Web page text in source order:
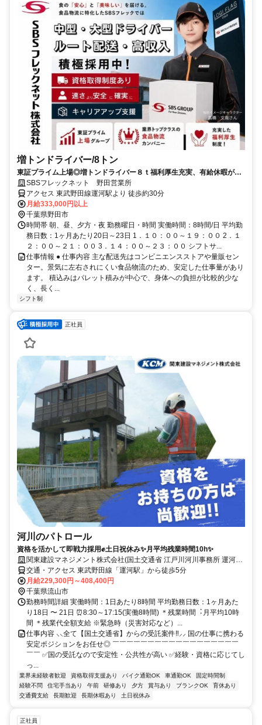
増トンドライバー/8トン
東証プライム上場◎増トンドライバー８ｔ福利厚生充実、有給休暇が取
りやすい◎資格取得支援あり
SBSフレックネット 野田営業所
アクセス 東武野田線運河駅より 徒歩約30分
月給333,000円以上
千葉県野田市
時間帯 朝、昼、夕方・夜 勤務曜日・時間 実働時間：8時間/日 平均勤
務日数：1ヶ月あたり20日～23日 1．１０：００～１９：００ 2．１
２：００～２１：００ 3．１４：００～２３：００ シフトサ...
仕事情報 ● 仕事内容 主な配送先はコンビニエンスストアや量販セン
ター。景気に左右されにくい食品物流のため、安定した仕事量があり
ます。 積込みはパレット積みが中心で、身体への負担が比較的少な
く、長く...
シフト制
正社員
河川のパトロール
資格を活かして即戦力採用✊土日祝休み✨月平均残業時間10h✨
関東建設マネジメント株式会社(国土交通省 江戸川河川事務所 運河出
張所)
交通・アクセス 東武野田線「運河駅」から徒歩5分
月給229,300円～408,400円
千葉県流山市
勤務時間詳細 実働時間：1日あたり8時間 平均勤務日数：1ヶ月あた
り18日 〜 21日 ⏰8:30～17:15(実働8時間) ＊残業時間︓⽉平均10時
間 ＊残業代全額支給 ※緊急時（災害対応など）...
仕事内容 ⸜⸜全て【国土交通省】からの受託案件‼⸝⸝ 国の仕事に携わる
安定ポジションをお任せ◎ ￣￣￣￣￣￣￣￣￣￣￣￣￣￣￣￣￣￣
￣￣ ✅国の受託なので安定性・公共性が高い ✅経験・資格に応じてし
っ...
業界未経験者歓迎 資格取得支援あり バイク通勤OK 車通勤OK
固定時間制
経験不問
住宅手当あり 午前 研修あり 夕方 賞与あり ブランクOK
育休あり
交通費支給
長期歓迎 長期休暇あり 土日祝休み
正社員